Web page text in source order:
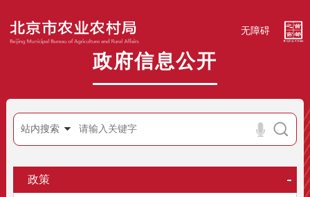
无障碍
政府信息公开
站内搜索
政策 -